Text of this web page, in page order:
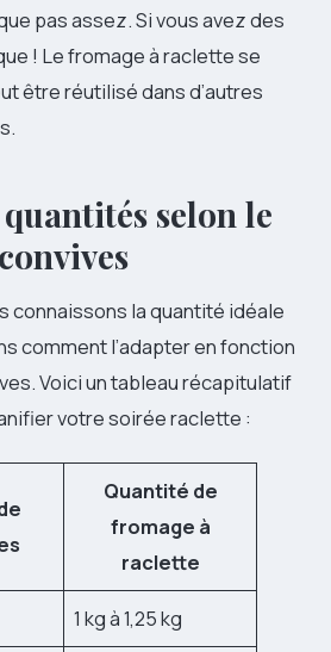
pas assez. Si vous avez des
! Le fromage à raclette se
être réutilisé dans d’autres
selon le
connaissons la quantité idéale
comment l’adapter en fonction
Voici un tableau récapitulatif
votre soirée raclette :
Quantité de
fromage à
raclette
1 kg à 1,25 kg